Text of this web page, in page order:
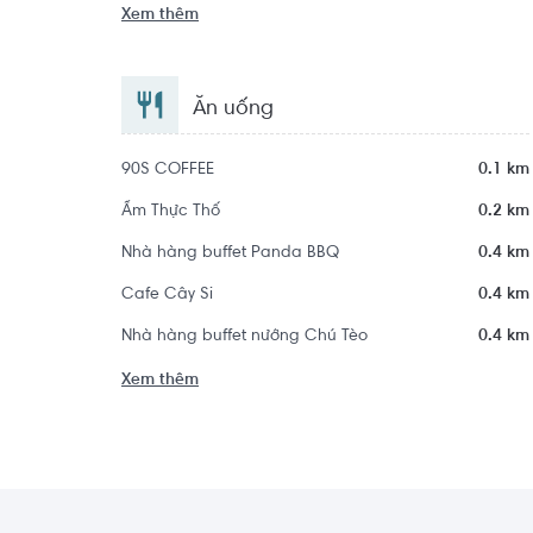
Xem thêm
Ăn uống
90S COFFEE 0.1 km
Ẩm Thực Thố 0.2 km
Nhà hàng buffet Panda BBQ 0.4 km
Cafe Cây Si 0.4 km
Nhà hàng buffet nướng Chú Tèo 0.4 km
Xem thêm